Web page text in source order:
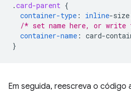
.card-parent {
container-type : inline-size
/* set name here, or
container-name : card-
}
Em seguida, reescreva o código